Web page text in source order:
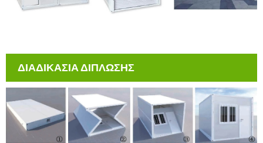
ΔΙΑΔΙΚΑΣΙΑ ΔΙΠΛΩΣΗΣ